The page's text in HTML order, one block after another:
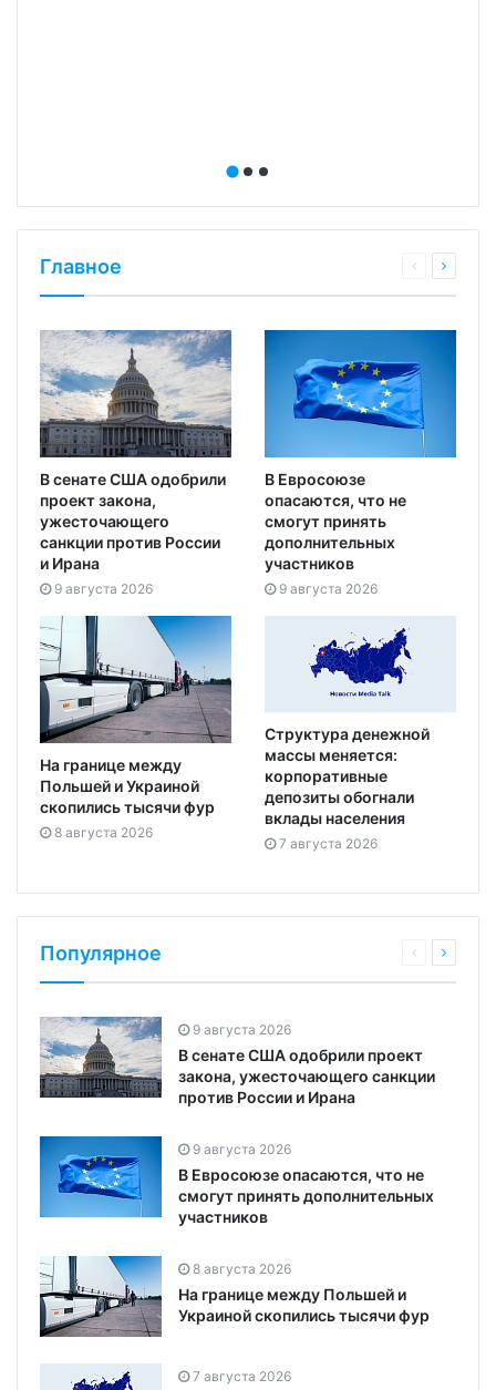
Главное
В сенате США одобрили
проект закона,
ужесточающего
санкции против России
и Ирана
9 августа 2026
В Евросоюзе
опасаются, что не
смогут принять
дополнительных
участников
9 августа 2026
На границе между
Польшей и Украиной
скопились тысячи фур
8 августа 2026
Структура денежной
массы меняется:
корпоративные
депозиты обогнали
вклады населения
7 августа 2026
Популярное
9 августа 2026
В сенате США одобрили проект
закона, ужесточающего санкции
против России и Ирана
9 августа 2026
В Евросоюзе опасаются, что не
смогут принять дополнительных
участников
8 августа 2026
На границе между Польшей и
Украиной скопились тысячи фур
7 августа 2026